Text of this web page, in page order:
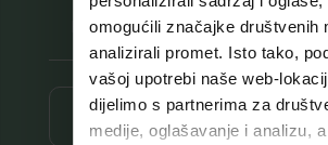
omogućili značajke društvenih
analizirali promet. Isto tako,
vašoj upotrebi naše web-
dijelimo s partnerima za
medije, oglašavanje i analizu,
Prijava ⟶